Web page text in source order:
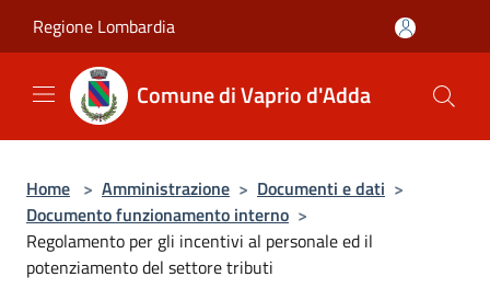
Regione Lombardia
Comune di Vaprio d'Adda
Home > Amministrazione > Documenti e dati >
Documento funzionamento interno >
Regolamento per gli incentivi al personale ed il
potenziamento del settore tributi